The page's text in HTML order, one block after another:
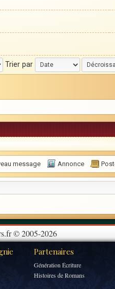
Trier par
message Annonce
© 2005-2026
Partenaires
Génération Écriture
Histoires de Romans